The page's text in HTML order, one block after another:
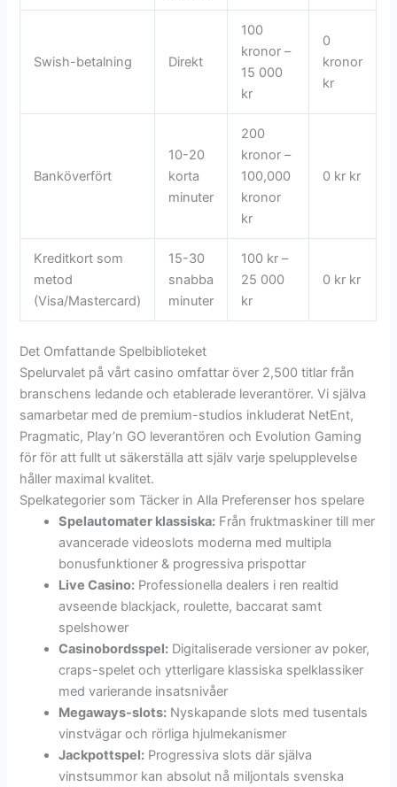
Swish-betalning Direkt
100
kronor –
15 000
kr
0
kronor
kr
Banköverfört
10-20
korta
minuter
200
kronor –
100,000
kronor
kr
0 kr kr
Kreditkort som
metod
(Visa/Mastercard)
15-30
snabba
minuter
100 kr –
25 000
kr
0 kr kr
Det Omfattande Spelbiblioteket
Spelurvalet på vårt casino omfattar över 2,500 titlar från
branschens ledande och etablerade leverantörer. Vi själva
samarbetar med de premium-studios inkluderat NetEnt,
Pragmatic, Play’n GO leverantören och Evolution Gaming
för för att fullt ut säkerställa att själv varje spelupplevelse
håller maximal kvalitet.
Spelkategorier som Täcker in Alla Preferenser hos spelare
Spelautomater klassiska: Från fruktmaskiner till mer
avancerade videoslots moderna med multipla
bonusfunktioner & progressiva prispottar
Live Casino: Professionella dealers i ren realtid
avseende blackjack, roulette, baccarat samt
spelshower
Casinobordsspel: Digitaliserade versioner av poker,
craps-spelet och ytterligare klassiska spelklassiker
med varierande insatsnivåer
Megaways-slots: Nyskapande slots med tusentals
vinstvägar och rörliga hjulmekanismer
Jackpottspel: Progressiva slots där själva
vinstsummor kan absolut nå miljontals svenska